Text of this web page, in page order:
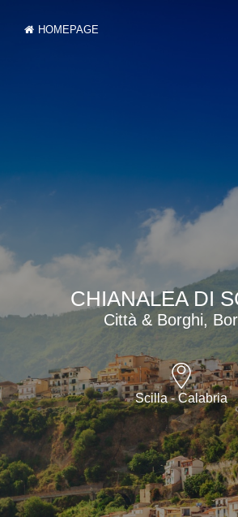
HOMEPAGE
CHIANALEA DI
Città & Borghi,
Scilla - Calabria